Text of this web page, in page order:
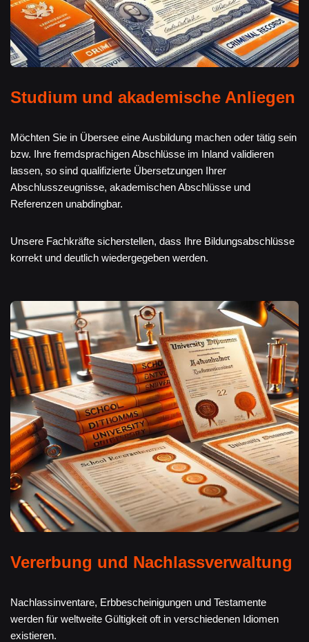
Studium und akademische Anliegen
Möchten Sie in Übersee eine Ausbildung machen oder tätig sein
bzw. Ihre fremdsprachigen Abschlüsse im Inland validieren
lassen, so sind qualifizierte Übersetzungen Ihrer
Abschlusszeugnisse, akademischen Abschlüsse und
Referenzen unabdingbar.
Unsere Fachkräfte sicherstellen, dass Ihre Bildungsabschlüsse
korrekt und deutlich wiedergegeben werden.
Vererbung und Nachlassverwaltung
Nachlassinventare, Erbbescheinigungen und Testamente
werden für weltweite Gültigkeit oft in verschiedenen Idiomen
existieren.